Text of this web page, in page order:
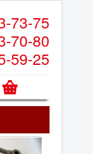
73-75
70-80
59-25
о
р